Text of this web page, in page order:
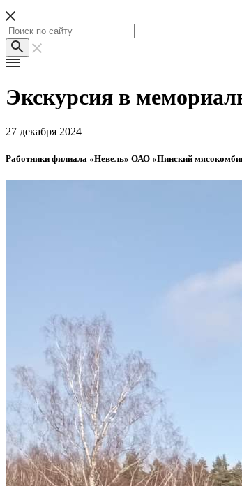
Экскурсия в
27 декабря 2024
Работники филиала «Невель» ОАО «Пинский